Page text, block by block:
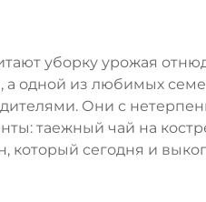
уборку урожая
а одной из любимых
Они с
таежный чай на
который сегодня и